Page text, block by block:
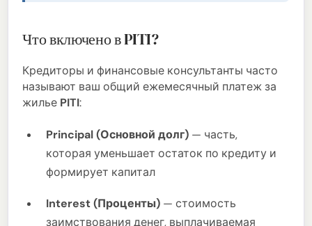
Что включено в PITI?
Кредиторы и финансовые консультанты часто
называют ваш общий ежемесячный платеж за
жилье PITI:
Principal (Основной долг) — часть,
которая уменьшает остаток по кредиту и
формирует капитал
Interest (Проценты) — стоимость
заимствования денег, выплачиваемая